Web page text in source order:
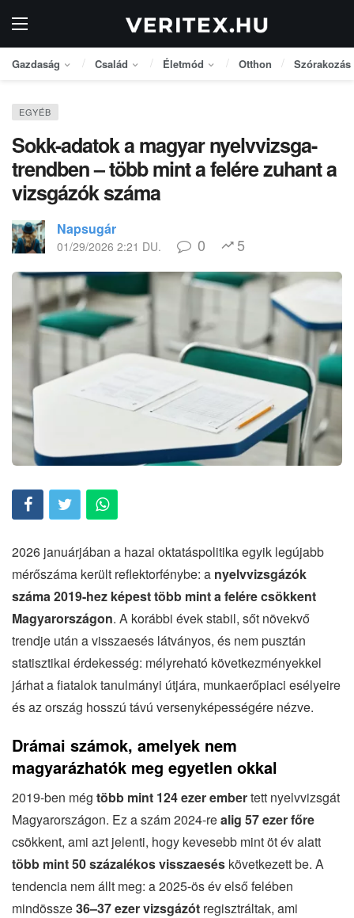
Gazdaság Család Életmód Otthon Szórakozás
EGYÉB
Sokk-adatok a magyar nyelvvizsga-
trendben – több mint a felére zuhant a
vizsgázók száma
Napsugár
01/29/2026 2:21 DU. 0 5
2026 januárjában a hazai oktatáspolitika egyik legújabb
mérőszáma került reflektorfénybe: a nyelvvizsgázók
száma 2019-hez képest több mint a felére csökkent
Magyarországon. A korábbi évek stabil, sőt növekvő
trendje után a visszaesés látványos, és nem pusztán
statisztikai érdekesség: mélyreható következményekkel
járhat a fiatalok tanulmányi útjára, munkaerőpiaci esélyeire
és az ország hosszú távú versenyképességére nézve.
Drámai számok, amelyek nem
magyarázhatók meg egyetlen okkal
2019-ben még több mint 124 ezer embertett nyelvvizsgát
Magyarországon. Ez a szám 2024-realig 57 ezer főre
csökkent, ami azt jelenti, hogy kevesebb mint öt év alatt
több mint 50 százalékos visszaesés következett be. A
tendencia nem állt meg: a 2025-ös év első felében
mindössze36–37 ezer vizsgázót regisztráltak, ami